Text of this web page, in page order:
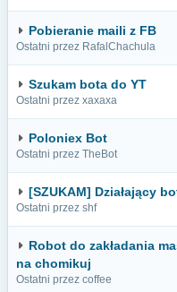
Pobieranie maili z FB
Ostatni przez RafalChachula
Szukam bota do YT
Ostatni przez xaxaxa
Poloniex Bot
Ostatni przez TheBot
[SZUKAM] Działający
Ostatni przez shf
Robot do zakładania
na chomikuj
Ostatni przez coffee